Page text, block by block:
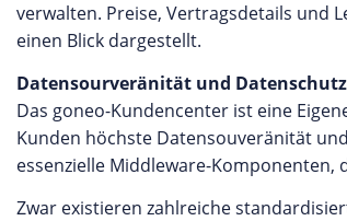
verwalten. Preise, Vertragsdetails und
einen Blick dargestellt.
Datensourveränität und
Das goneo-Kundencenter ist eine
Kunden höchste Datensouveränität
essenzielle Middleware-
Zwar existieren zahlreiche